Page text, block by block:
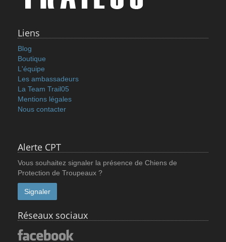
Liens
Blog
Boutique
L'équipe
Les ambassadeurs
La Team Trail05
Mentions légales
Nous contacter
Alerte CPT
Vous souhaitez signaler la présence de Chiens de
Protection de Troupeaux ?
Signaler
Réseaux sociaux